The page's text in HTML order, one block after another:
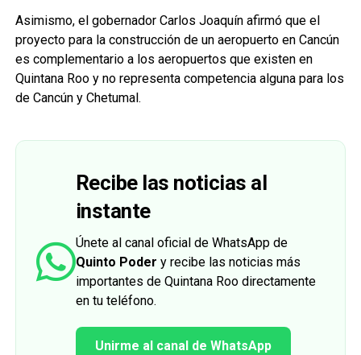
Asimismo, el gobernador Carlos Joaquín afirmó que el
proyecto para la construcción de un aeropuerto en Cancún
es complementario a los aeropuertos que existen en
Quintana Roo y no representa competencia alguna para los
de Cancún y Chetumal.
Recibe las noticias al
instante
Únete al canal oficial de WhatsApp de
Quinto Poder y recibe las noticias más
importantes de Quintana Roo directamente
en tu teléfono.
Unirme al canal de WhatsApp